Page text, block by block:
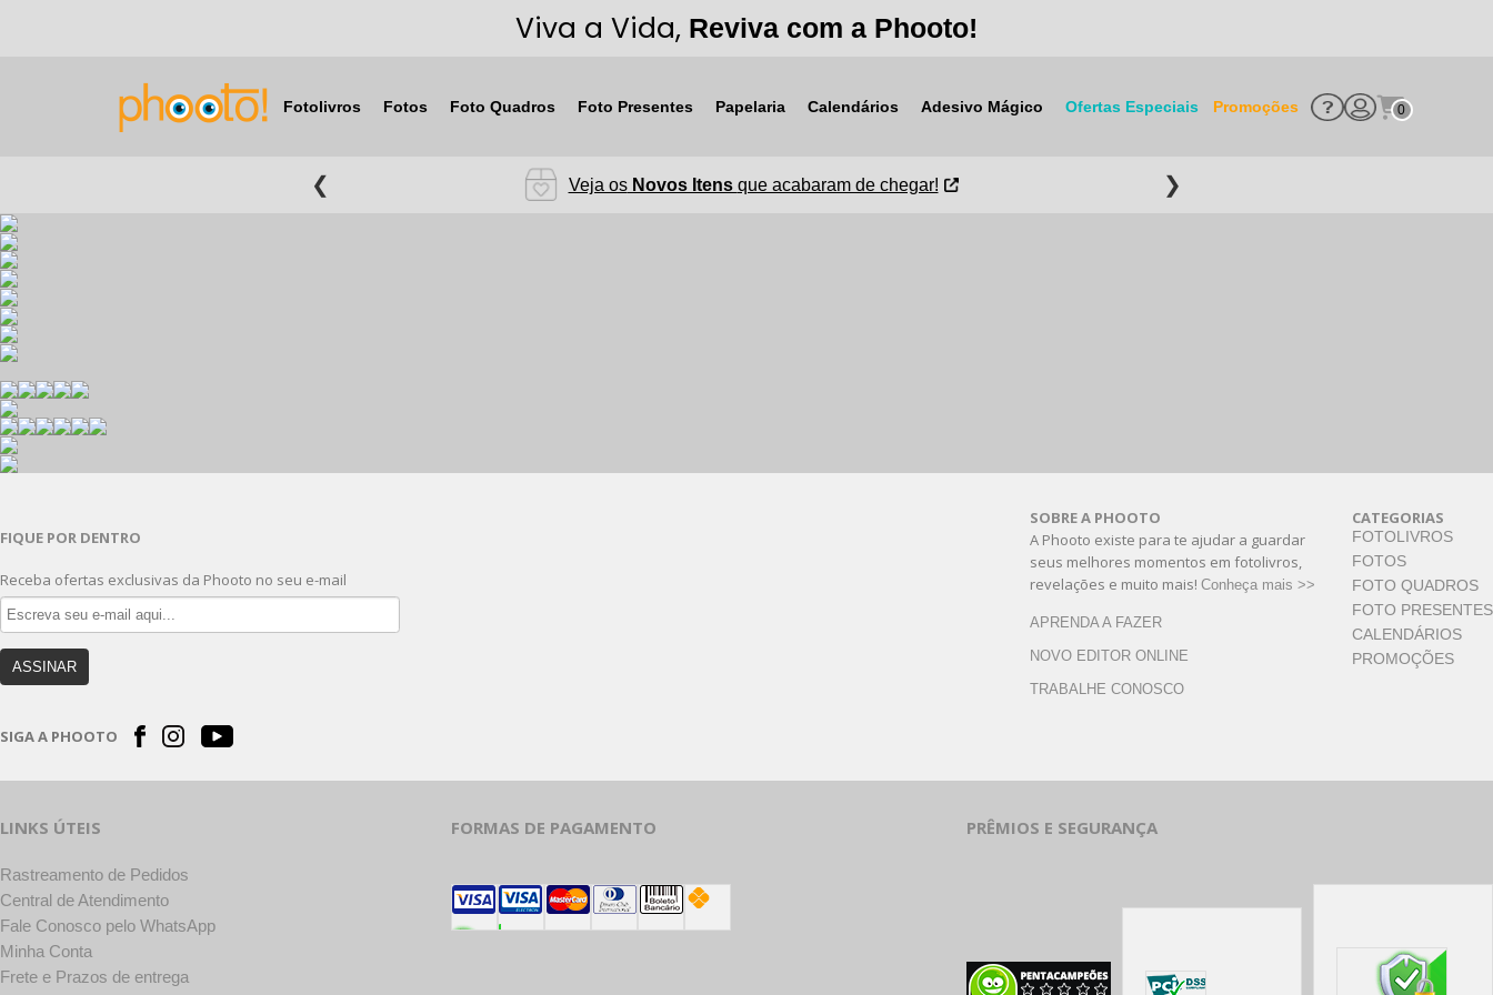
Viva a Vida, Reviva com a Phooto!
Fotolivros Fotos Foto Quadros Foto Presentes Papelaria Calendários Adesivo Mágico Ofertas Especiais Promoções 0
❮ Veja osNovos Itens que acabaram de chegar! ❯
FIQUE POR DENTRO
Receba ofertas exclusivas da Phooto no seu e-mail
ASSINAR
SIGA A PHOOTO
SOBRE A PHOOTO
A Phooto existe para te ajudar a guardar
seus melhores momentos em fotolivros,
revelações e muito mais! Conheça mais >>
APRENDA A FAZER
NOVO EDITOR ONLINE
TRABALHE CONOSCO
CATEGORIAS
FOTOLIVROS
FOTOS
FOTO QUADROS
FOTO PRESENTES
CALENDÁRIOS
PROMOÇÕES
LINKS ÚTEIS
Rastreamento de Pedidos
Central de Atendimento
Fale Conosco pelo WhatsApp
Minha Conta
Frete e Prazos de entrega
FORMAS DE PAGAMENTO PRÊMIOS E SEGURANÇA